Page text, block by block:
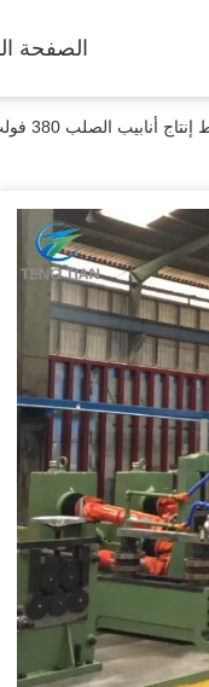
الصفحة
أنابيب الصلب 380 فولت/440 فولت لأنابيب بقطر 32-129 ملم